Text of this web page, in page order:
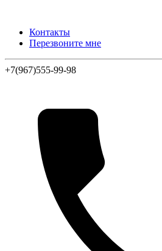
Контакты
Перезвоните мне
+7(967)555-99-98